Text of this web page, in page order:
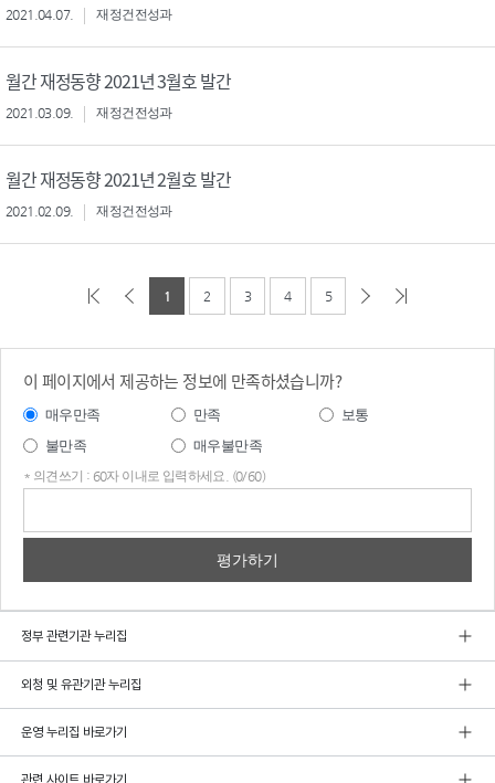
2021.04.07. 재정건전성과
월간 재정동향 2021년 3월호 발간
2021.03.09. 재정건전성과
월간 재정동향 2021년 2월호 발간
2021.02.09. 재정건전성과
1 2 3 4 5
이 페이지에서 제공하는 정보에 만족하셨습니까?
매우만족 만족
보통
불만족
매우불만족
* 의견쓰기 : 60자 이내로 입력하세요. (0/60)
정부 관련기관 누리집
외청 및 유관기관 누리집
운영 누리집 바로가기
관련 사이트 바로가기